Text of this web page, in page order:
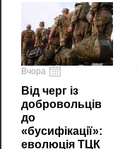
Вчора
Від черг із
добровольців
до
«бусифікації»:
еволюція ТЦК